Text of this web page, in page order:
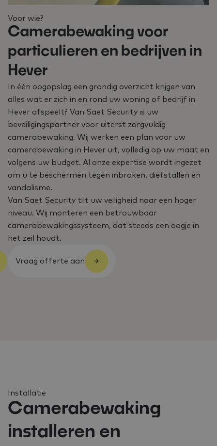
Voor wie?
Camerabewaking voor
particulieren en bedrijven in
Hever
In één oogopslag een grondig overzicht krijgen van
alles wat er zich in en rond uw woning of bedrijf in
Hever afspeelt? Van Saet Security is uw
beveiligingspartner voor uiterst zorgvuldig
camerabewaking. Wij werken een plan voor uw
camerabewaking in Hever uit, volledig op uw maat en
volgens uw budget. Al onze expertise wordt ingezet
om u te beschermen tegen inbraken, diefstallen en
vandalisme.
Van Saet Security tilt uw veiligheid naar een hoger
niveau. Wij monteren een betrouwbaar
camerabewakingssysteem, dat steeds een oogje in
het zeil houdt.
Vraag offerte aan
Installatie
Camerabewaking
installeren en